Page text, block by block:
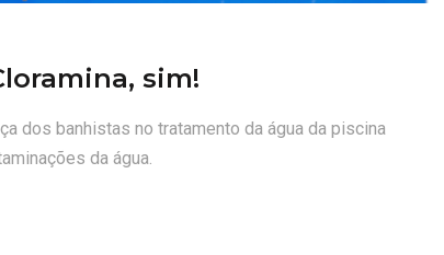
sim!
dos banhistas no tratamento da água da piscina
da água.